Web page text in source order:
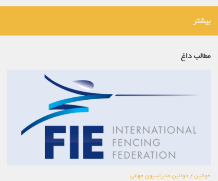
بیشتر
مطالب داغ
قوانین/قوانین فدراسیون جهانی